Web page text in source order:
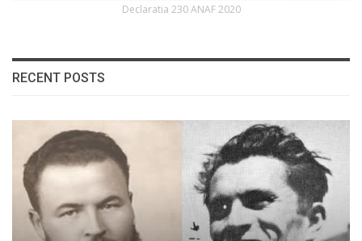
Declaratia 230 ANAF 2020
RECENT POSTS